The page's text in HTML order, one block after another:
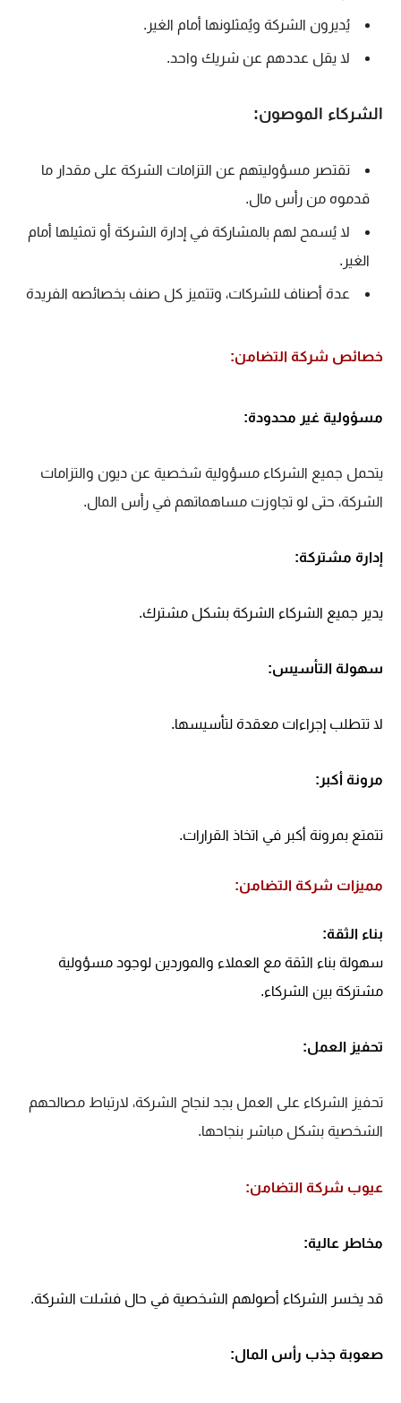
يُديرون الشركة ويُمثلونها أمام الغير.
لا يقل عددهم عن شريك واحد.
الشركاء الموصون:
تقتصر مسؤوليتهم عن التزامات الشركة على مقدار ما
قدموه من رأس مال.
لا يُسمح لهم بالمشاركة في إدارة الشركة أو تمثيلها أمام
الغير.
عدة أصناف للشركات، وتتميز كل صنف بخصائصه الفريدة
خصائص شركة التضامن:
مسؤولية غير محدودة:
يتحمل جميع الشركاء مسؤولية شخصية عن ديون والتزامات
الشركة، حتى لو تجاوزت مساهماتهم في رأس المال.
إدارة مشتركة:
يدير جميع الشركاء الشركة بشكل مشترك.
سهولة التأسيس:
لا تتطلب إجراءات معقدة لتأسيسها.
مرونة أكبر:
تتمتع بمرونة أكبر في اتخاذ القرارات.
مميزات شركة التضامن:
بناء الثقة:
سهولة بناء الثقة مع العملاء والموردين لوجود مسؤولية
مشتركة بين الشركاء.
تحفيز العمل:
تحفيز الشركاء على العمل بجد لنجاح الشركة، لارتباط مصالحهم
الشخصية بشكل مباشر بنجاحها.
عيوب شركة التضامن:
مخاطر عالية:
قد يخسر الشركاء أصولهم الشخصية في حال فشلت الشركة.
صعوبة جذب رأس المال: